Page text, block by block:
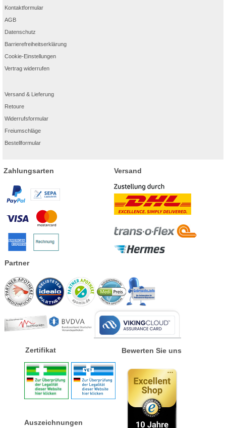
Kontaktformular
AGB
Datenschutz
Barrierefreiheitserklärung
Cookie-Einstellungen
Vertrag widerrufen
Versand & Lieferung
Retoure
Widerrufsformular
Freiumschläge
Bestellformular
Zahlungsarten Versand
Partner
Zertifikat
Auszeichnungen
Bewerten Sie uns